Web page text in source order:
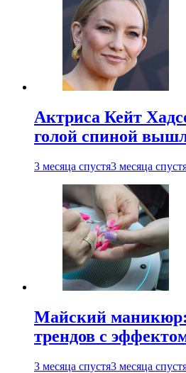
Актриса Кейт
голой спиной
3 месяца спустя3 месяца
Майский
трендов с
3 месяца спустя3 месяца